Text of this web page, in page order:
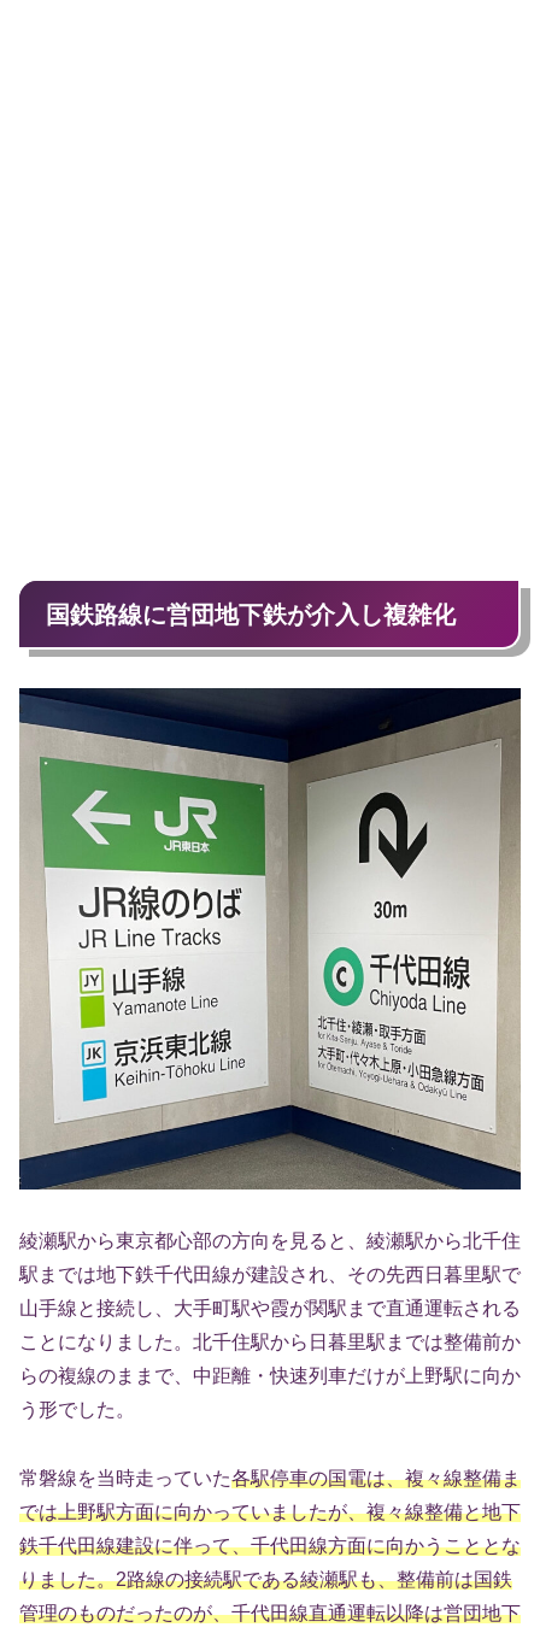
国鉄路線に営団地下鉄が介入し複雑化
綾瀬駅から東京都心部の方向を見ると、綾瀬駅から北千住
駅までは地下鉄千代田線が建設され、その先西日暮里駅で
山手線と接続し、大手町駅や霞が関駅まで直通運転される
ことになりました。北千住駅から日暮里駅までは整備前か
らの複線のままで、中距離・快速列車だけが上野駅に向か
う形でした。
常磐線を当時走っていた各駅停車の国電は、複々線整備ま
では上野駅方面に向かっていましたが、複々線整備と地下
鉄千代田線建設に伴って、千代田線方面に向かうこととな
りました。2路線の接続駅である綾瀬駅も、整備前は国鉄
管理のものだったのが、千代田線直通運転以降は営団地下